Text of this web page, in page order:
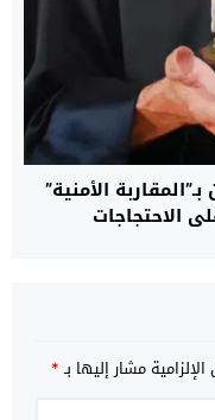
الأمنية”
الاحتجاجات
مشار إليها بـ*